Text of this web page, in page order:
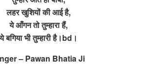
लहर खुशियों की आई है,
ये आँगन तो तुम्हारा हैं,
ये बगिया भी तुम्हारी है।bd।
– Pawan Bhatia Ji